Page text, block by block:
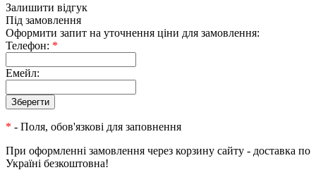
Залишити відгук
Під замовлення
Оформити запит на уточнення ціни для замовлення:
Телефон: *
Емейл:
* - Поля, обов'язкові для заповнення
При оформленні замовлення через корзину сайту - доставка по
Україні безкоштовна!